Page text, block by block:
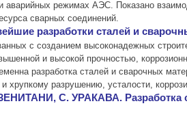
аварийных режимах АЭС. Показано
сварных соединений.
разработки сталей и
с созданием высоконадежных
и высокой прочностью,
разработка сталей и сварочных
хрупкому разрушению, усталости,
С. УРАКАВА. Разработка